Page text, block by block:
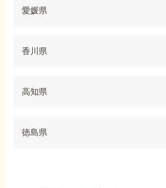
愛媛県
香川県
高知県
徳島県